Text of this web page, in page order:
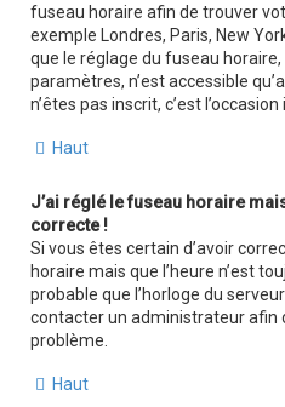
fuseau horaire afin de trouver
exemple Londres, Paris, New
que le réglage du fuseau
paramètres, n’est accessible
n’êtes pas inscrit, c’est
Haut
J’ai réglé le fuseau horaire
correcte !
Si vous êtes certain d’avoir
horaire mais que l’heure n’est
probable que l’horloge du
contacter un administrateur afin
problème.
Haut